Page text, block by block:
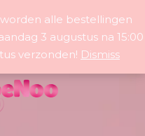
alle bestellingen
3 augustus na 15:00
verzonden! Dismiss